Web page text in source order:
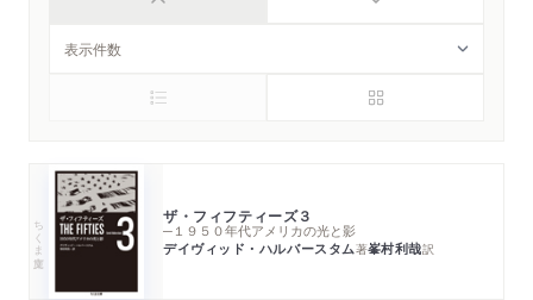
ちくま文庫 ザ・フィフティーズ３
─１９５０年代アメリカの光と影
デイヴィッド・ハルバースタム著峯村利哉訳